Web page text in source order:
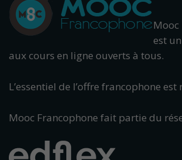
Mooc
est
aux cours en ligne ouverts à tous.
L’essentiel de l’offre francophone est
Mooc Francophone fait partie du